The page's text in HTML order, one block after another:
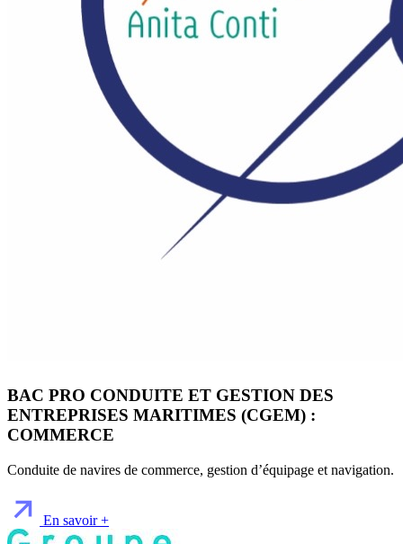
BAC PRO CONDUITE ET GESTION DES
ENTREPRISES MARITIMES (CGEM) :
COMMERCE
Conduite de navires de commerce, gestion d’équipage et navigation.
En savoir +